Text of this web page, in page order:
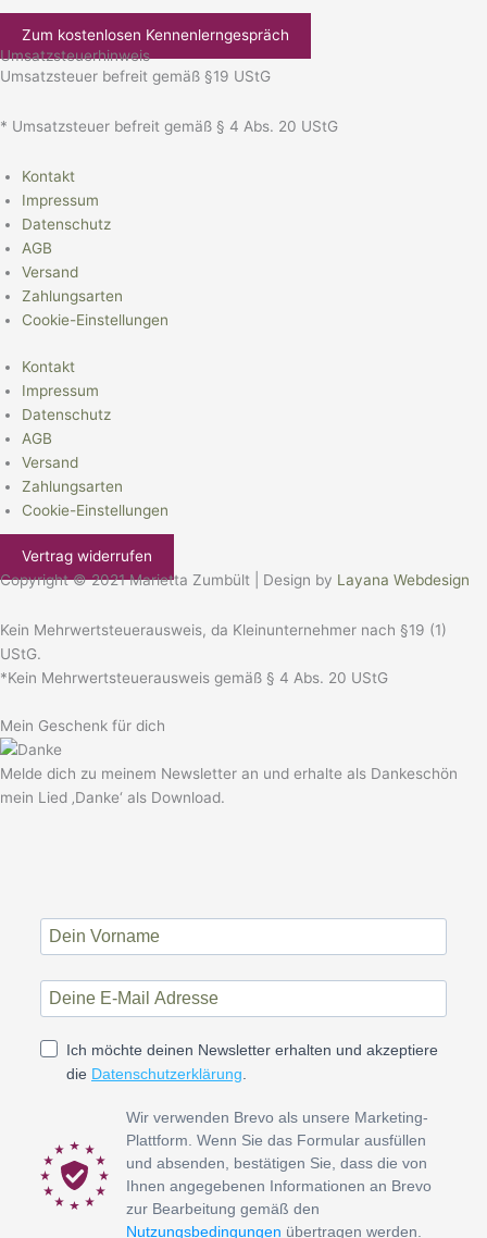
Zum kostenlosen Kennenlerngespräch
Umsatzsteuerhinweis
Umsatzsteuer befreit gemäß §19 UStG
* Umsatzsteuer befreit gemäß § 4 Abs. 20 UStG
Kontakt
Impressum
Datenschutz
AGB
Versand
Zahlungsarten
Cookie-Einstellungen
Kontakt
Impressum
Datenschutz
AGB
Versand
Zahlungsarten
Cookie-Einstellungen
Vertrag widerrufen
Copyright © 2021 Marietta Zumbült | Design by Layana Webdesign
Kein Mehrwertsteuerausweis, da Kleinunternehmer nach §19 (1)
UStG.
*Kein Mehrwertsteuerausweis gemäß § 4 Abs. 20 UStG
Mein Geschenk für dich
Melde dich zu meinem Newsletter an und erhalte als Dankeschön
mein Lied ‚Danke‘ als Download.
Ich möchte deinen Newsletter erhalten und akzeptiere
die Datenschutzerklärung
Wir verwenden Brevo als unsere Marketing-
Plattform. Wenn Sie das Formular ausfüllen
und absenden, bestätigen Sie, dass die von
Ihnen angegebenen Informationen an Brevo
zur Bearbeitung gemäß den
Nutzungsbedingungen übertragen werden.